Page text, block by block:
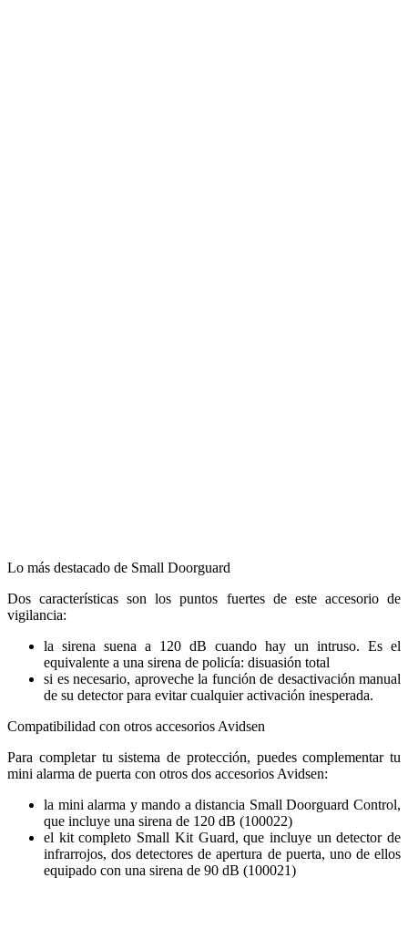
Lo más destacado de Small Doorguard
Dos características son los puntos fuertes de este accesorio de
vigilancia:
la sirena suena a 120 dB cuando hay un intruso. Es el
equivalente a una sirena de policía: disuasión total
si es necesario, aproveche la función de desactivación manual
de su detector para evitar cualquier activación inesperada.
Compatibilidad con otros accesorios Avidsen
Para completar tu sistema de protección, puedes complementar tu
mini alarma de puerta con otros dos accesorios Avidsen:
la mini alarma y mando a distancia Small Doorguard Control,
que incluye una sirena de 120 dB (100022)
el kit completo Small Kit Guard, que incluye un detector de
infrarrojos, dos detectores de apertura de puerta, uno de ellos
equipado con una sirena de 90 dB (100021)